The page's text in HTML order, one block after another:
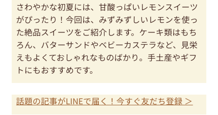
さわやかな初夏には、甘酸っぱいレモンスイーツ
がぴったり！今回は、みずみずしいレモンを使っ
た絶品スイーツをご紹介します。ケーキ類はもち
ろん、バターサンドやベビーカステラなど、見栄
えもよくておしゃれなものばかり。手土産やギフ
トにもおすすめです。
話題の記事がLINEで届く！今すぐ友だち登録 ＞